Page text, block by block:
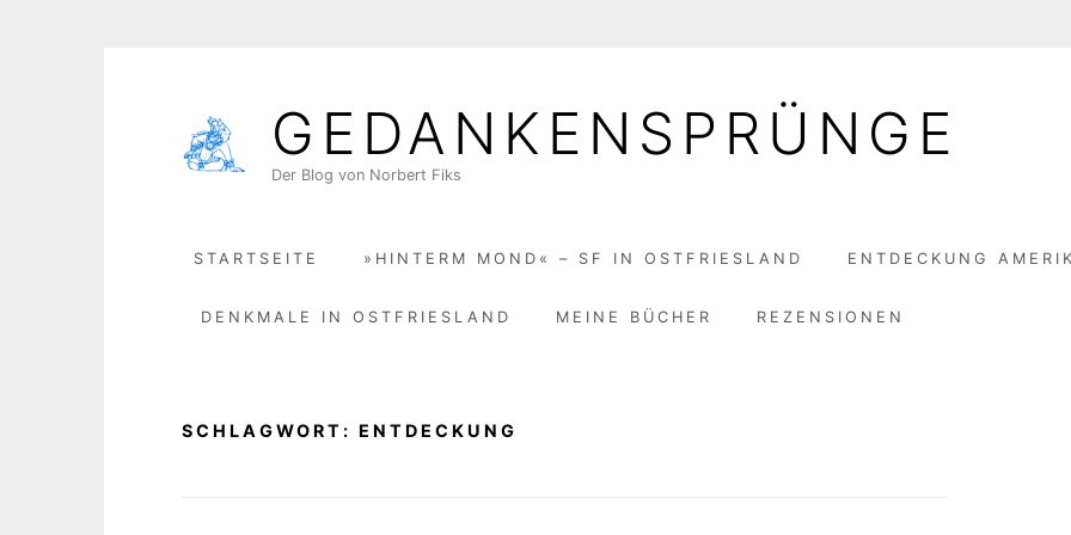
GEDANKENSPRÜNGE
Der Blog von Norbert Fiks
STARTSEITE »HINTERM MOND« – SF IN OSTFRIESLAND ENTDECKUNG
DENKMALE IN OSTFRIESLAND MEINE BÜCHER REZENSIONEN
SCHLAGWORT: ENTDECKUNG